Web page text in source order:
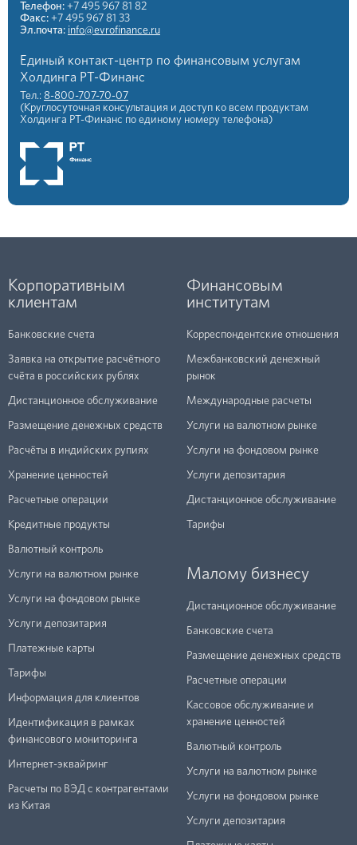
Телефон: +7 495 967 81 82
Факс: +7 495 967 81 33
Эл.почта: info@evrofinance.ru
Единый контакт-центр по финансовым услугам
Холдинга РТ-Финанс
Тел.: 8-800-707-70-07
(Круглосуточная консультация и доступ ко всем продуктам
Холдинга РТ-Финанс по единому номеру телефона)
Корпоративным
клиентам
Банковские счета
Заявка на открытие расчётного
счёта в российских рублях
Дистанционное обслуживание
Размещение денежных средств
Расчёты в индийских рупиях
Хранение ценностей
Расчетные операции
Кредитные продукты
Валютный контроль
Услуги на валютном рынке
Услуги на фондовом рынке
Услуги депозитария
Платежные карты
Тарифы
Информация для клиентов
Идентификация в рамках
финансового мониторинга
Интернет-эквайринг
Расчеты по ВЭД с контрагентами
из Китая
Финансовым
институтам
Корреспондентские отношения
Межбанковский денежный
рынок
Международные расчеты
Услуги на валютном рынке
Услуги на фондовом рынке
Услуги депозитария
Дистанционное обслуживание
Тарифы
Малому бизнесу
Дистанционное обслуживание
Банковские счета
Размещение денежных средств
Расчетные операции
Кассовое обслуживание и
хранение ценностей
Валютный контроль
Услуги на валютном рынке
Услуги на фондовом рынке
Услуги депозитария